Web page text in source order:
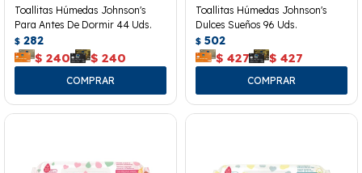
Toallitas Húmedas Johnson's
Para Antes De Dormir 44 Uds.
$ 282
$ 240 $ 240
Toallitas Húmedas Johnson's
Dulces Sueños 96 Uds.
$ 502
$ 427 $ 427